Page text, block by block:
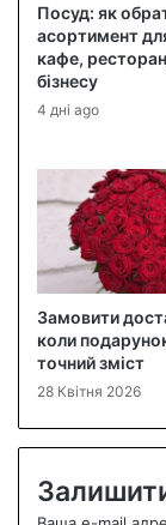
Посуд: як
асортимент
кафе,
бізнесу
4 дні ago
Замовити
коли
точний зміст
28 Квітня 2026